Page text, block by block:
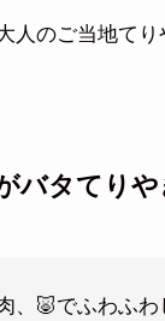
人のご当地てり
バタてりや
、🐷でふわふ